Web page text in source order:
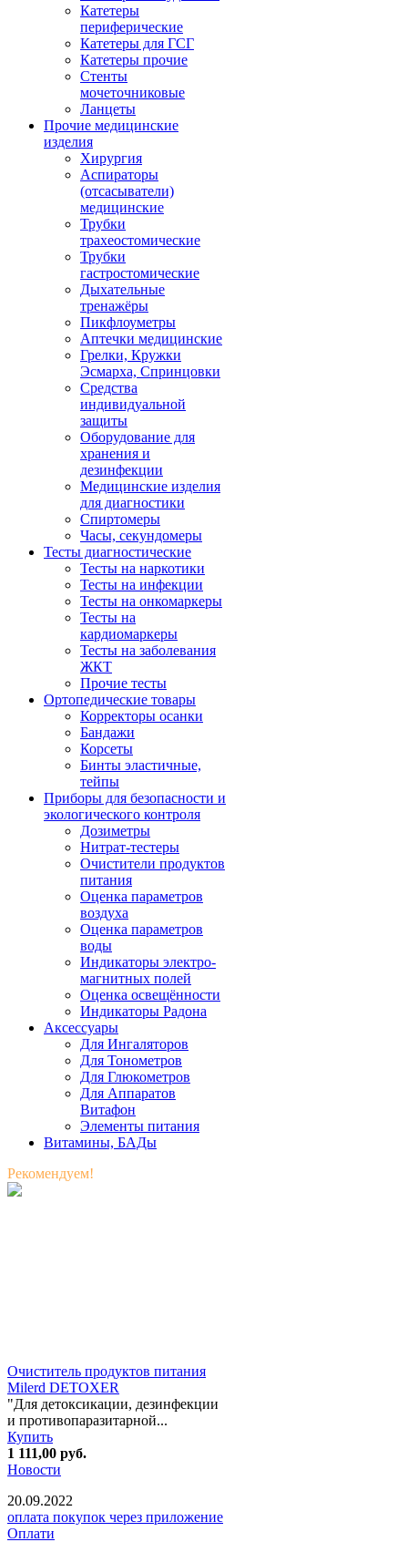
Катетеры
периферические
Катетеры для ГСГ
Катетеры прочие
Стенты
мочеточниковые
Ланцеты
Прочие медицинские
изделия
Хирургия
Аспираторы
(отсасыватели)
медицинские
Трубки
трахеостомические
Трубки
гастростомические
Дыхательные
тренажёры
Пикфлоуметры
Аптечки медицинские
Грелки, Кружки
Эсмарха, Спринцовки
Средства
индивидуальной
защиты
Оборудование для
хранения и
дезинфекции
Медицинские изделия
для диагностики
Спиртомеры
Часы, секундомеры
Тесты диагностические
Тесты на наркотики
Тесты на инфекции
Тесты на онкомаркеры
Тесты на
кардиомаркеры
Тесты на заболевания
ЖКТ
Прочие тесты
Ортопедические товары
Корректоры осанки
Бандажи
Корсеты
Бинты эластичные,
тейпы
Приборы для безопасности и
экологического контроля
Дозиметры
Нитрат-тестеры
Очистители продуктов
питания
Оценка параметров
воздуха
Оценка параметров
воды
Индикаторы электро-
магнитных полей
Оценка освещённости
Индикаторы Радона
Аксессуары
Для Ингаляторов
Для Тонометров
Для Глюкометров
Для Аппаратов
Витафон
Элементы питания
Витамины, БАДы
Рекомендуем!
Очиститель продуктов питания
Milerd DETOXER
"Для детоксикации, дезинфекции
и противопаразитарной...
Купить
1 111,00 руб.
Новости
20.09.2022
оплата покупок через приложение
Оплати